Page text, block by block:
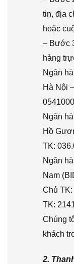
tin, địa
hoặc
– Bước
hàng
Ngân
Hà Nội
Ngân
Hồ
TK:
Ngân
Nam
Chủ
TK:
Chúng
khách
2.